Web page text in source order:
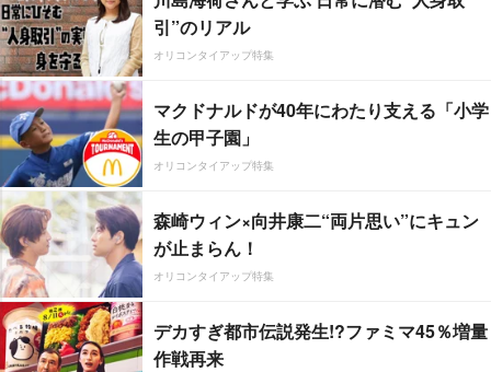
引”のリアル
オリコンタイアップ特集
マクドナルドが40年にわたり支える「小学
生の甲子園」
オリコンタイアップ特集
森崎ウィン×向井康二“両片思い”にキュン
が止まらん！
オリコンタイアップ特集
デカすぎ都市伝説発生!?ファミマ45％増量
作戦再来